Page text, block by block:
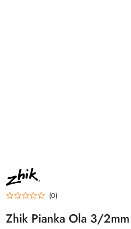
NAZWA
PRODUCENTA:
ZHIK
(0)
Zhik Pianka Ola 3/2mm